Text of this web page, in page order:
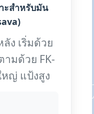
ะสำหรับมัน
ง เริ่มด้วย
ามด้วย FK-
ญ่ แป้งสูง